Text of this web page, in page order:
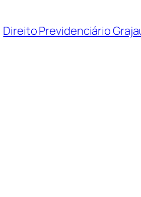
Direito Previdenciário